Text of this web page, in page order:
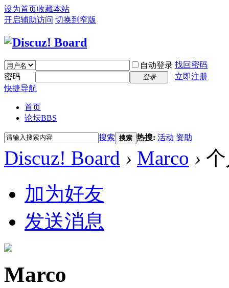
设为首页收藏本站
开启辅助访问 切换到窄版
自动登录 找回密码
密码
登录
立即注册
快捷导航
首页
论坛BBS
搜索 搜索 热搜: 活动 资助
Discuz! Board › Marco ›
加为好友
发送消息
Marco